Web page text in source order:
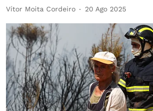
Vítor Moita Cordeiro 20 Ago 2025